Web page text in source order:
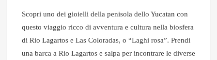
Scopri uno dei gioielli della penisola dello Yucatan con
questo viaggio ricco di avventura e cultura nella biosfera
di Rio Lagartos e Las Coloradas, o “Laghi rosa”. Prendi
una barca a Rio Lagartos e salpa per incontrare le diverse